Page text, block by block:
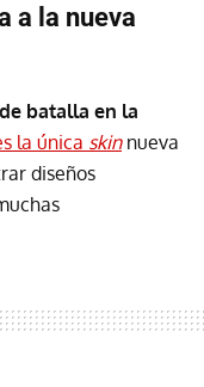
a la nueva
batalla en la
la única skinnueva
diseños